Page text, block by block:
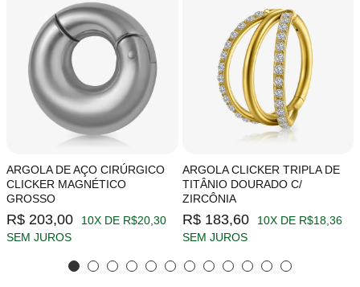
ARGOLA DE AÇO CIRÚRGICO
CLICKER MAGNÉTICO
GROSSO
R$ 203,00
10X DE R$20,30
SEM JUROS
ARGOLA CLICKER TRIPLA DE
TITÂNIO DOURADO C/
ZIRCÔNIA
R$ 183,60
10X DE R$18,36
SEM JUROS